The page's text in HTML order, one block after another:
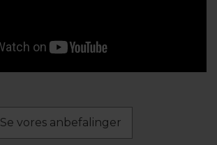
Se vores anbefalinger